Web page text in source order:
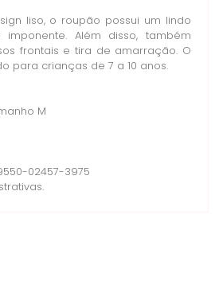
liso, o roupão possui um lindo
Além disso, também
frontais e tira de amarração. O
para crianças de 7 a 10 anos.
M
02457-3975